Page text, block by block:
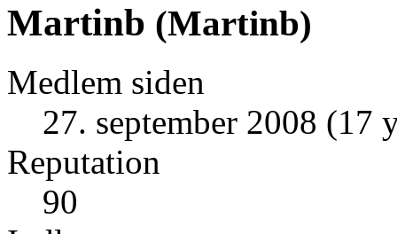
Martinb (Martinb)
Medlem siden
27. september 2008 (17
Reputation
90